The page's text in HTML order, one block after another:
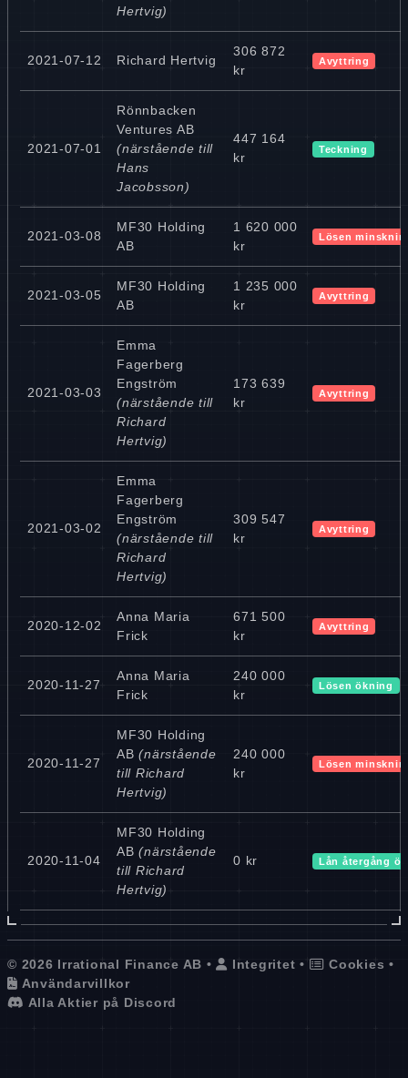
Hertvig)
2021-07-12 Richard Hertvig
306 872
kr
Avyttring
2021-07-01
Rönnbacken
Ventures AB
(närstående till
Hans
Jacobsson)
447 164
kr
Teckning
2021-03-08
MF30 Holding
AB
1 620 000
kr
Lösen
2021-03-05
MF30 Holding
AB
1 235 000
kr
Avyttring
2021-03-03
Emma
Fagerberg
Engström
(närstående till
Richard
Hertvig)
173 639
kr
Avyttring
2021-03-02
Emma
Fagerberg
Engström
(närstående till
Richard
Hertvig)
309 547
kr
Avyttring
2020-12-02
Anna Maria
Frick
671 500
kr
Avyttring
2020-11-27
Anna Maria
Frick
240 000
kr
Lösen ökning
2020-11-27
MF30 Holding
AB (närstående
till Richard
Hertvig)
240 000
kr
Lösen
2020-11-04
MF30 Holding
AB (närstående
till Richard
Hertvig)
0 kr Lån återgång
© 2026 Irrational Finance AB • Integritet • Cookies •
Användarvillkor
Alla Aktier på Discord